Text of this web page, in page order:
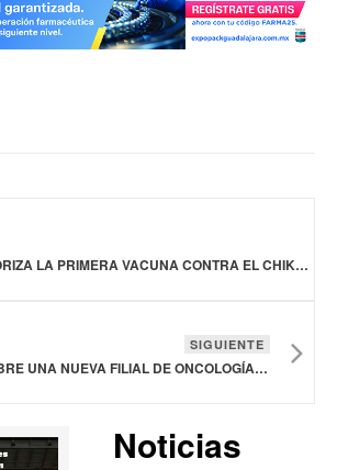
BRASIL AUTORIZA LA PRIMERA VACUNA CONTRA EL CHIKUNGUNYA DE ORIGEN LOCAL
SIGUIENTE
DAIICHI SANKYO ABRE UNA NUEVA FILIAL DE ONCOLOGÍA EN GRECIA
Noticias